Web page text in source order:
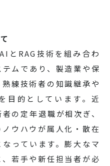
とRAG技術を組み合わ
ムであり、製造業や保
練技術者の知識継承や
目的としています。近
の定年退職が相次ぎ、
ウハウが属人化・散在
っています。膨大なマ
若手や新任担当者が必